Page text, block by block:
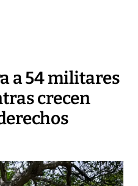
a 54 militares
crecen